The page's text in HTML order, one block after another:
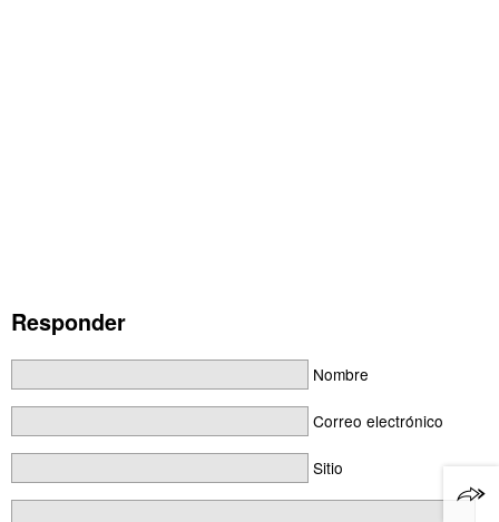
Responder
Nombre
Correo electrónico
Sitio